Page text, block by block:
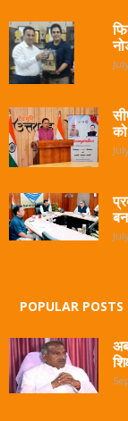
POPULAR POSTS